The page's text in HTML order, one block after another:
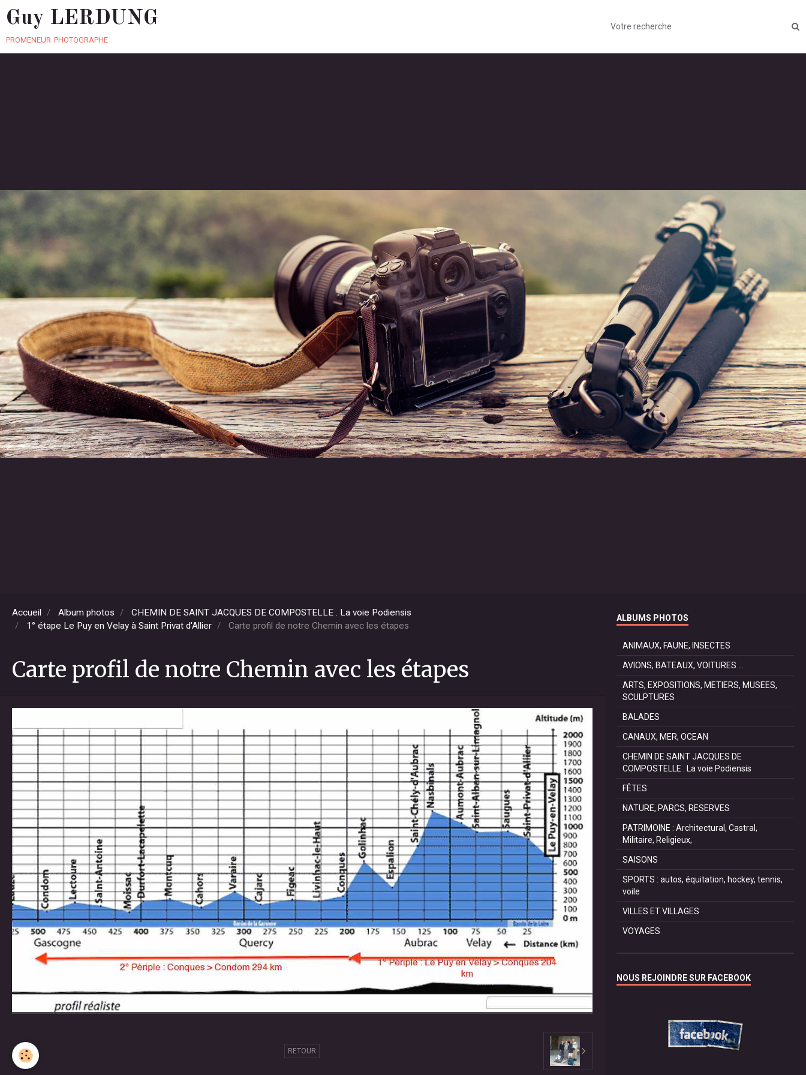
Guy LERDUNG
promeneur photographe
Accueil Album photos
CHEMIN DE SAINT JACQUES DE COMPOSTELLE . La voie Podiensis
1° étape Le Puy en Velay à Saint Privat d'Allier
Carte profil de notre Chemin avec les étapes
Carte profil de notre Chemin avec les étapes
RETOUR
ALBUMS PHOTOS
ANIMAUX, FAUNE, INSECTES
AVIONS, BATEAUX, VOITURES ...
ARTS, EXPOSITIONS, METIERS, MUSEES,
SCULPTURES
BALADES
CANAUX, MER, OCEAN
CHEMIN DE SAINT JACQUES DE
COMPOSTELLE . La voie Podiensis
FÊTES
NATURE, PARCS, RESERVES
PATRIMOINE : Architectural, Castral,
Militaire, Religieux,
SAISONS
SPORTS : autos, équitation, hockey, tennis,
voile
VILLES ET VILLAGES
VOYAGES
NOUS REJOINDRE SUR FACEBOOK